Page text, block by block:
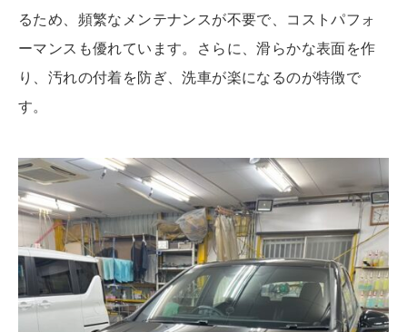
るため、頻繁なメンテナンスが不要で、コストパフォ
ーマンスも優れています。さらに、滑らかな表面を作
り、汚れの付着を防ぎ、洗車が楽になるのが特徴で
す。